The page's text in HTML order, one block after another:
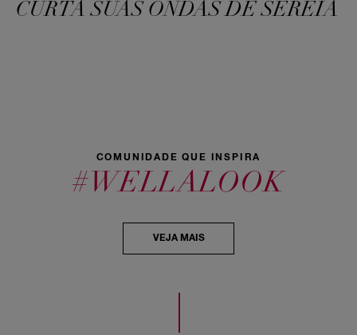
CURTA SUAS ONDAS DE SEREIA
COMUNIDADE QUE INSPIRA
#WELLALOOK
VEJA MAIS